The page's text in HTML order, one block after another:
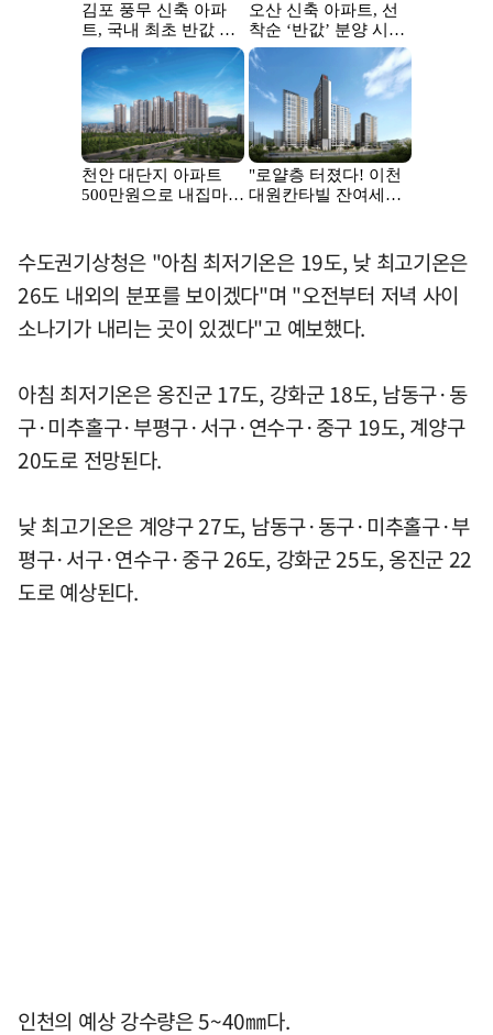
수도권기상청은 "아침 최저기온은 19도, 낮 최고기온은
26도 내외의 분포를 보이겠다"며 "오전부터 저녁 사이
소나기가 내리는 곳이 있겠다"고 예보했다.
아침 최저기온은 옹진군 17도, 강화군 18도, 남동구·동
구·미추홀구·부평구·서구·연수구·중구 19도, 계양구
20도로 전망된다.
낮 최고기온은 계양구 27도, 남동구·동구·미추홀구·부
평구·서구·연수구·중구 26도, 강화군 25도, 옹진군 22
도로 예상된다.
인천의 예상 강수량은 5~40㎜다.